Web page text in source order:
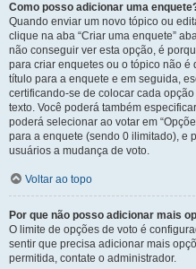
Como posso adicionar uma
Quando enviar um novo tópico ou
clique na aba “Criar uma enquete”
não conseguir ver esta opção, é
para criar enquetes ou o tópico não é
título para a enquete e em seguida,
certificando-se de colocar cada
texto. Você poderá também
poderá selecionar ao votar em
para a enquete (sendo 0 ilimitado), e
usuários a mudança de voto.
Voltar ao topo
Por que não posso adicionar mais
O limite de opções de voto é
sentir que precisa adicionar mais
permitida, contate o administrador.